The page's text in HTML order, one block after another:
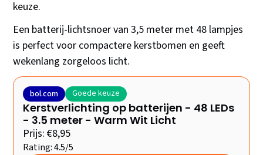
keuze.
Een batterij-lichtsnoer van 3,5 meter met 48 lampjes
is perfect voor compactere kerstbomen en geeft
wekenlang zorgeloos licht.
bol.com Goede keuze
Kerstverlichting op batterijen - 48 LEDs
- 3.5 meter - Warm Wit Licht
Prijs: €8,95
Rating: 4.5/5